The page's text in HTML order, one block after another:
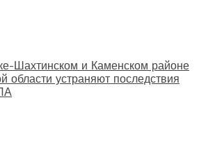
Шахтинском и Каменском районе
области устраняют последствия